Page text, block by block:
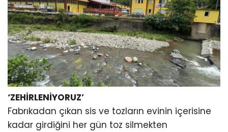
‘ZEHİRLENİYORUZ’
Fabrıkadan çıkan sis ve tozların evinin içerisine
kadar girdiğini her gün toz silmekten